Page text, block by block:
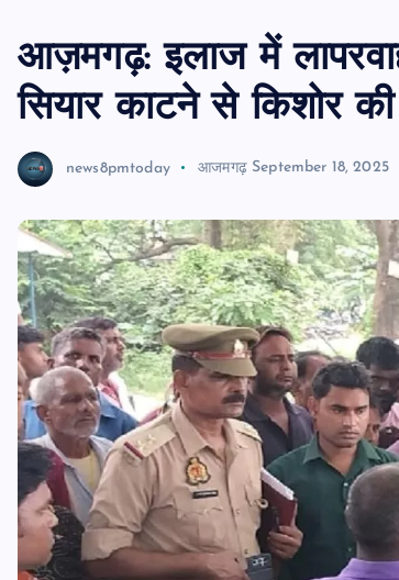
आज़मगढ़: इलाज में
सियार काटने से किशोर
news8pmtoday आजमगढ़ September 18, 2025